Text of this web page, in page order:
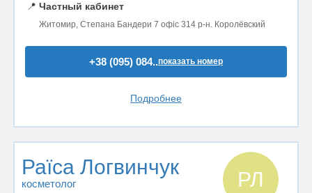
📍 Частный кабинет
Житомир, Степана Бандери 7 офіс 314 р-н. Королёвский
+38 (095) 084..показать номер
Подробнее
Раїса Логвинчук
косметолог РЛ